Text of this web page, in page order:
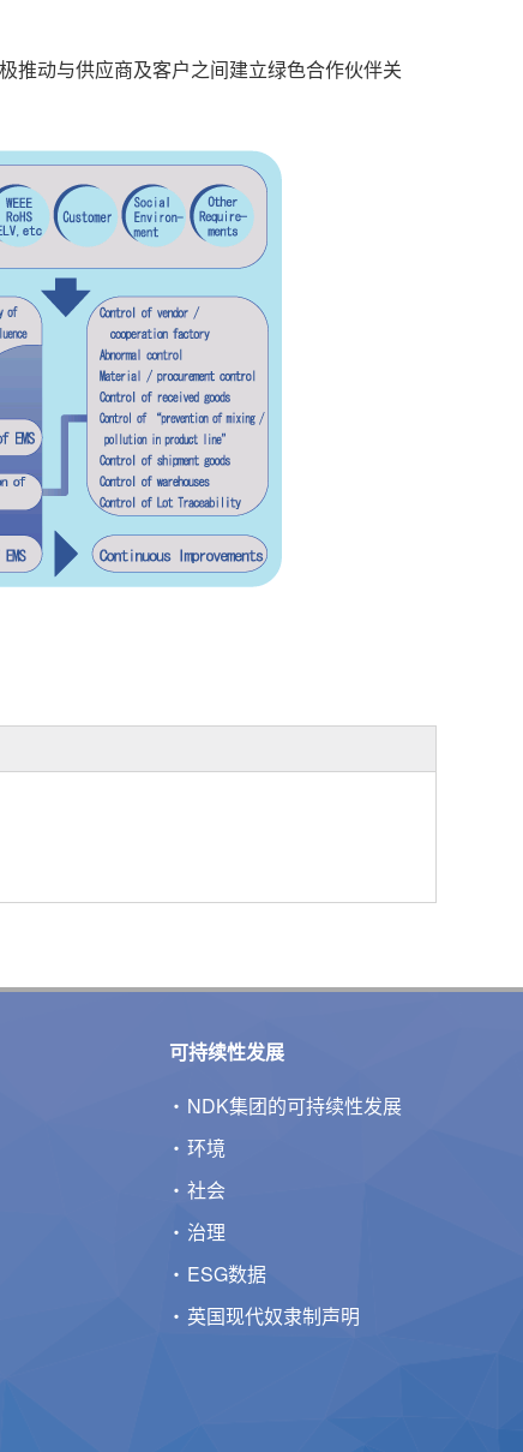
推动与供应商及客户之间建立绿色合作伙伴关
可持续性发展
NDK集团的可持续性发展
环境
社会
治理
ESG数据
英国现代奴隶制声明